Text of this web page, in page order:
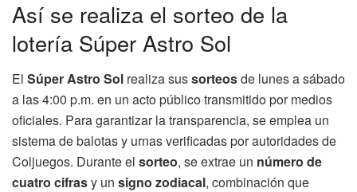
Así se realiza el sorteo de la
lotería Súper Astro Sol
El Súper Astro Sol realiza sussorteosde lunes a sábado
a las 4:00 p.m. en un acto público transmitido por medios
oficiales. Para garantizar la transparencia, se emplea un
sistema de balotas y urnas verificadas por autoridades de
Coljuegos. Durante el sorteo, se extrae un número de
cuatro cifrasy un signo zodiacal, combinación que